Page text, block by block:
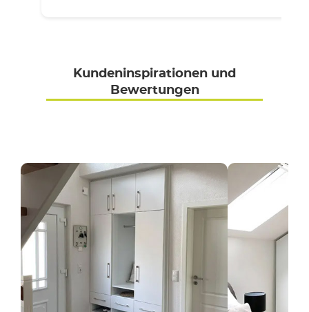
Kundeninspirationen und
Bewertungen